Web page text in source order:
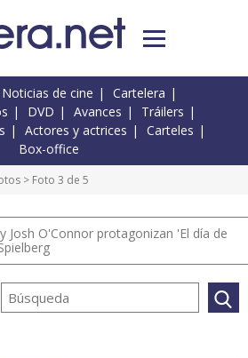
Noticias de cine
Cartelera
DVD Avances
Tráilers
Actores y actrices
Carteles
Box-office
> Foto 3 de 5
Josh O'Connor protagonizan 'El día de